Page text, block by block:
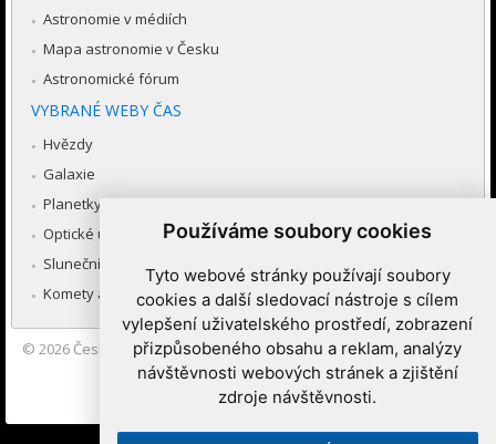
Používáme soubory cookies
Tyto webové stránky používají soubory
cookies a další sledovací nástroje s cílem
vylepšení uživatelského prostředí, zobrazení
přizpůsobeného obsahu a reklam, analýzy
návštěvnosti webových stránek a zjištění
zdroje návštěvnosti.
Astronomie v médiích
Mapa astronomie v Česku
Astronomické fórum
VYBRANÉ WEBY ČAS
Hvězdy
Galaxie
Planetky
Optické úkazy v atmosféře
Sluneční soustava
Komety a meteory
© 2026 Česká astronomická společnost|Hvězdárna a planetárium
Brno spolupracuje se serverem Astro.cz